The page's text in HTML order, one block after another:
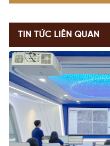
TIN TỨC LIÊN QUAN